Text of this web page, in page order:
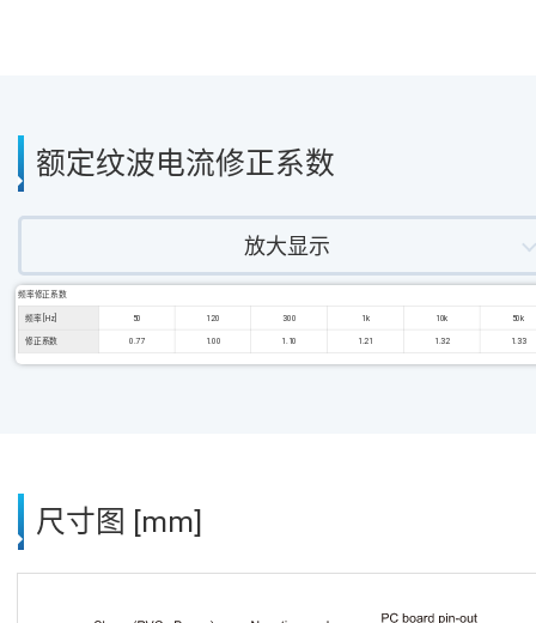
额定纹波电流修正系数
放大显示
频率修正系数
频率 [Hz] 50 120 300 1k 10k 50k
修正系数 0.77 1.00 1.10 1.21 1.32 1.33
尺寸图 [mm]